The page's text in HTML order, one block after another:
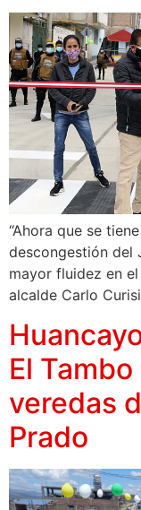
“Ahora que se
descongestión del
mayor fluidez en
alcalde Carlo
El
veredas
Prado